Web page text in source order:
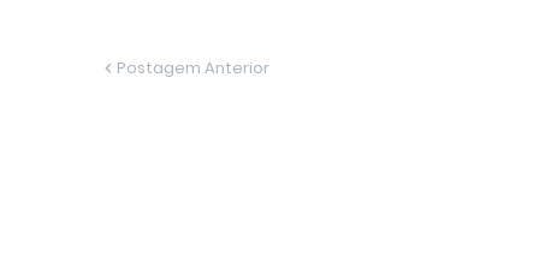
Postagem Anterior